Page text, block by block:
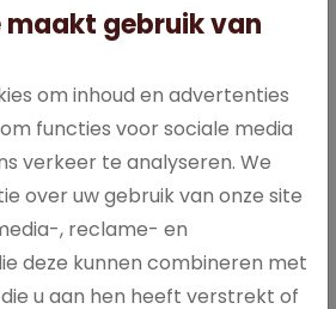
helemaal naar eigen smaak. Of
fruitig drankje maakt met de smaak
je laat je fantasie de vrije loop en mixt
Karvan Cévitam kun je altijd lekker
bevat 75% fruit en geeft water de
Cévitam bevat geen kleurstoffen.
van de vijf vitaminen B3, B5, B6, C en E.
maakt gebruik van
om inhoud en advertenties
functies voor sociale media
verkeer te analyseren. We
over uw gebruik van onze site
, reclame- en
deze kunnen combineren met
u aan hen heeft verstrekt of